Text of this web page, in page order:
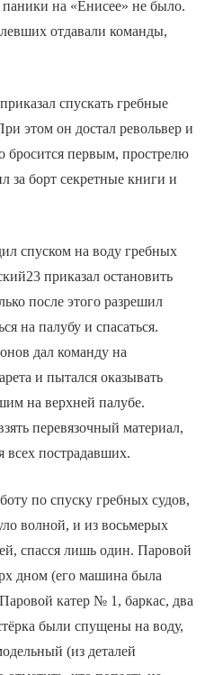
на «Енисее» не было.
отдавали команды,
спускать гребные
этом он достал револьвер и
бросится первым, прострелю
за борт секретные книги и
спуском на воду гребных
приказал остановить
после этого разрешил
на палубу и спасаться.
дал команду на
и пытался оказывать
на верхней палубе.
перевязочный материал,
всех пострадавших.
по спуску гребных судов,
волной, и из восьмерых
спасся лишь один. Паровой
дном (его машина была
катер № 1, баркас, два
были спущены на воду,
(из деталей